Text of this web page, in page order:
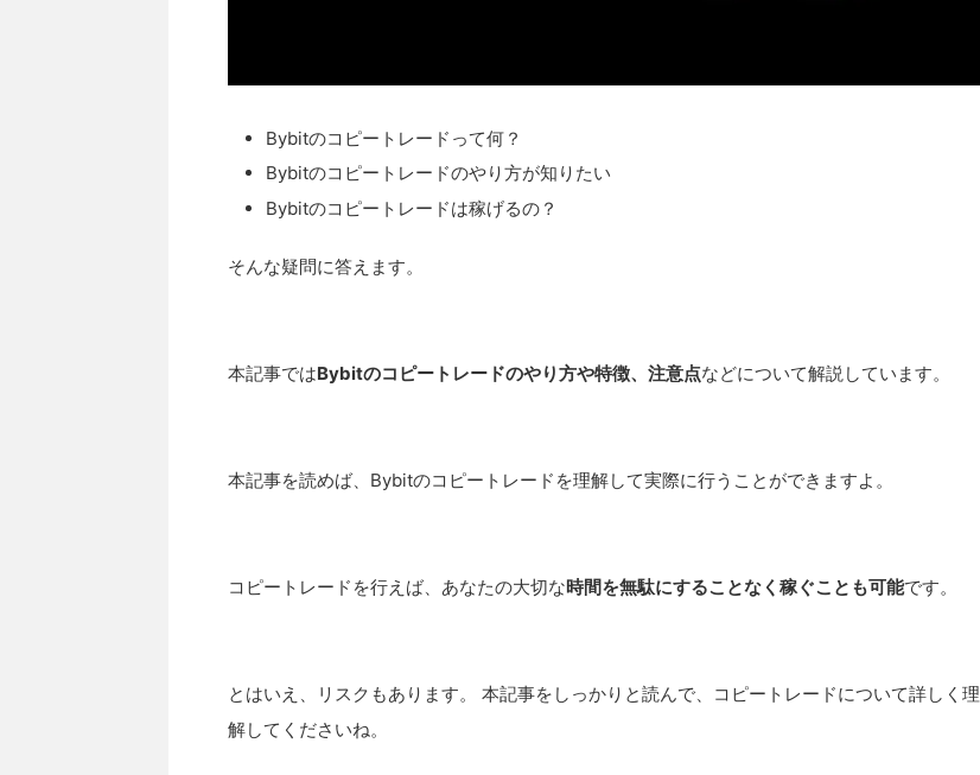
Bybitのコピートレードって何？
Bybitのコピートレードのやり方が知りたい
Bybitのコピートレードは稼げるの？
そんな疑問に答えます。
本記事ではBybitのコピートレードのやり方や特徴、注意点などについて解説しています。
本記事を読めば、Bybitのコピートレードを理解して実際に行うことができますよ。
コピートレードを行えば、あなたの大切な時間を無駄にすることなく稼ぐことも可能です。
とはいえ、リスクもあります。 本記事をしっかりと読んで、コピートレードについて詳しく理
解してくださいね。